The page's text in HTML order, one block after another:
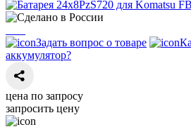
Задать вопрос о товаре
аккумулятор?
цена по запросу
запросить цену